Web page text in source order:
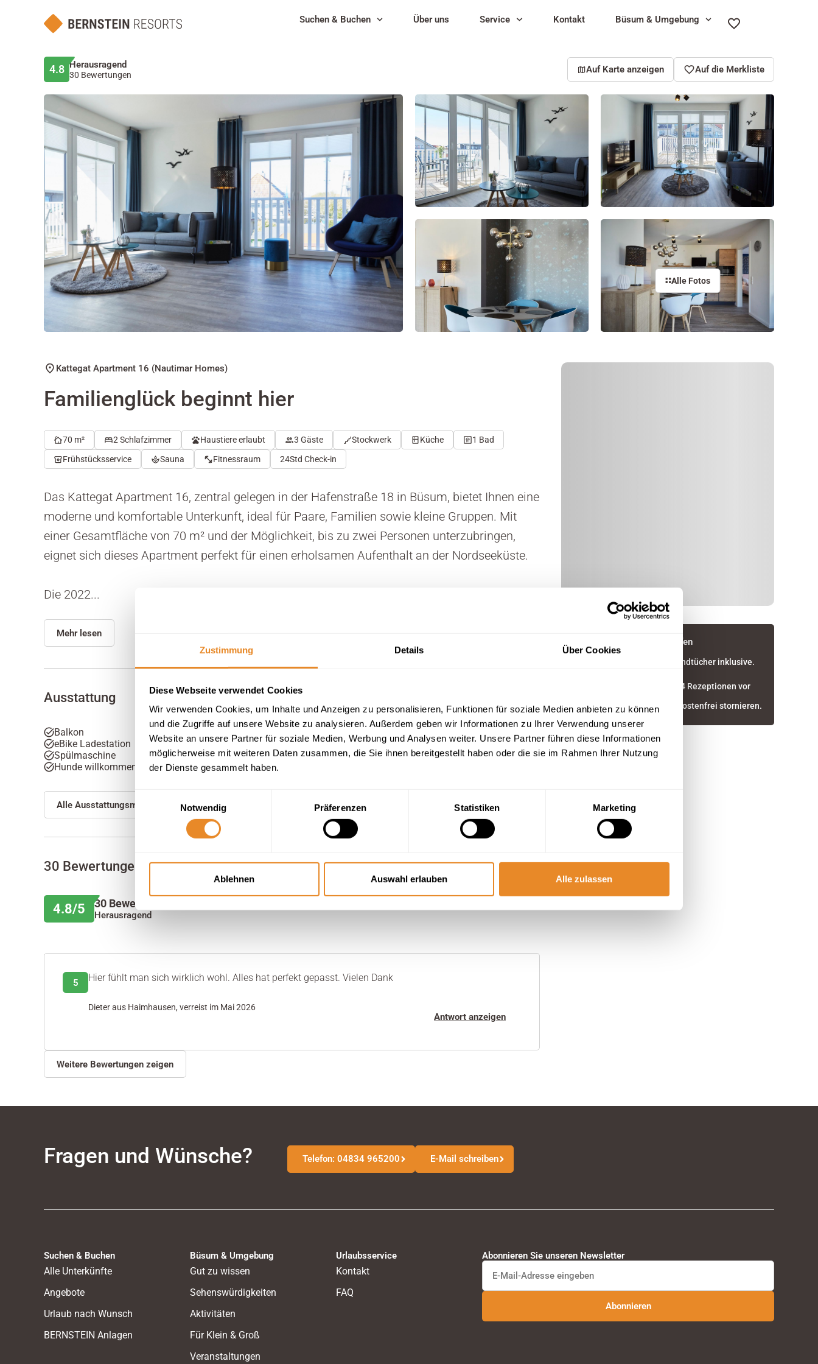
Zustimmung Details Über Cookies
Diese Webseite verwendet Cookies
Wir verwenden Cookies, um Inhalte und Anzeigen zu personalisieren, Funktionen für soziale Medien anbieten zu können
und die Zugriffe auf unsere Website zu analysieren. Außerdem geben wir Informationen zu Ihrer Verwendung unserer
Website an unsere Partner für soziale Medien, Werbung und Analysen weiter. Unsere Partner führen diese Informationen
möglicherweise mit weiteren Daten zusammen, die Sie ihnen bereitgestellt haben oder die sie im Rahmen Ihrer Nutzung
der Dienste gesammelt haben.
Notwendig
Präferenzen Statistiken Marketing
Ablehnen Auswahl erlauben Alle zulassen
Suchen & Buchen Über uns Service Kontakt Büsum & Umgebung
4.8 Herausragend
30 Bewertungen Auf Karte anzeigen Auf die Merkliste
Alle Fotos
Kattegat Apartment 16 (Nautimar Homes)
Familienglück beginnt hier
70 m² 2 Schlafzimmer Haustiere erlaubt 3 Gäste Stockwerk Küche
1 Bad
Frühstücksservice
Sauna Fitnessraum 24Std Check-in
Das Kattegat Apartment 16, zentral gelegen in der Hafenstraße 18 in Büsum, bietet Ihnen eine
moderne und komfortable Unterkunft, ideal für Paare, Familien sowie kleine Gruppen. Mit
einer Gesamtfläche von 70 m² und der Möglichkeit, bis zu zwei Personen unterzubringen,
eignet sich dieses Apartment perfekt für einen erholsamen Aufenthalt an der Nordseeküste.
Die 2022...
Mehr lesen
Ausstattung
Balkon
Sauna
eBike Ladestation
Waschmaschine
Spülmaschine
WLAN
Hunde willkommen
Alle Ausstattungsmerkmale anzeigen
30 Bewertungen
4.8/5 30 Bewertungen
Herausragend
5 Hier fühlt man sich wirklich wohl. Alles hat perfekt gepasst. Vielen Dank
Dieter aus Haimhausen, verreist im Mai 2026
Antwort anzeigen
Weitere Bewertungen zeigen
In deiner Buchung inbegriffen
Hotelbettwäsche und Handtücher inklusive.
Optimaler Service durch 4 Rezeptionen vor
Bis 30 Tage vor Anreise kostenfrei stornieren.
Fragen und Wünsche? Telefon: 04834 965200 E-Mail schreiben
Suchen & Buchen
Alle Unterkünfte
Angebote
Urlaub nach Wunsch
BERNSTEIN Anlagen
Büsum & Umgebung
Gut zu wissen
Sehenswürdigkeiten
Aktivitäten
Für Klein & Groß
Veranstaltungen
Urlaubsservice
Kontakt
FAQ
Abonnieren Sie unseren Newsletter